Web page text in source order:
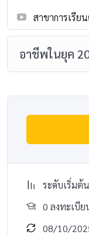
2. นักพัฒนาซอฟต์
ความต้องการนักพัฒ
การทำงาน: ออกแ
และแอปพลิเคชันต่า
สาขาการเรีย
อาชีพในยุค
ระดับเริ่มต้น
0 ลงทะเบี
08/10/